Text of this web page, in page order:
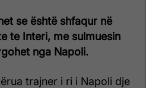
se është shfaqur në
te Interi, me sulmuesin
nga Napoli.
trajner i ri i Napoli dje